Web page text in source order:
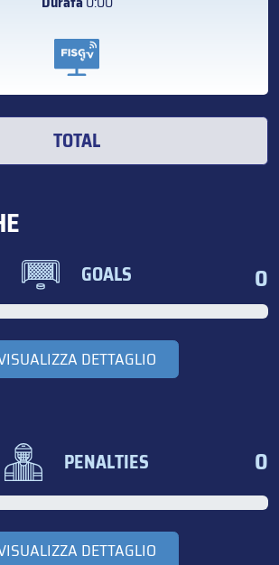
TOTAL
GOALS 0
DETTAGLIO
PENALTIES 0
DETTAGLIO